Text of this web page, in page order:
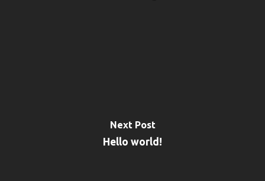
Next Post
Hello world!